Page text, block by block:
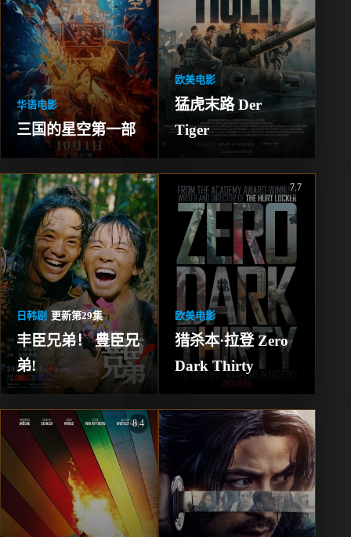
华语电影
三国的星空第一部
欧美电影
猛虎末路 Der
Tiger
日韩剧 更新第29集
丰臣兄弟！ 豊臣兄
弟!
7.7
欧美电影
猎杀本·拉登 Zero
Dark Thirty
8.4